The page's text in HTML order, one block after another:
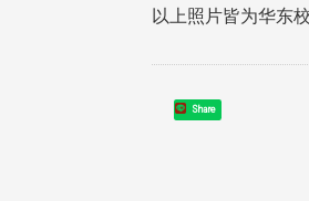
以上照片皆为华东
Share
配合「个人资料保护法」之施
资料应尽善良管理人之责任，